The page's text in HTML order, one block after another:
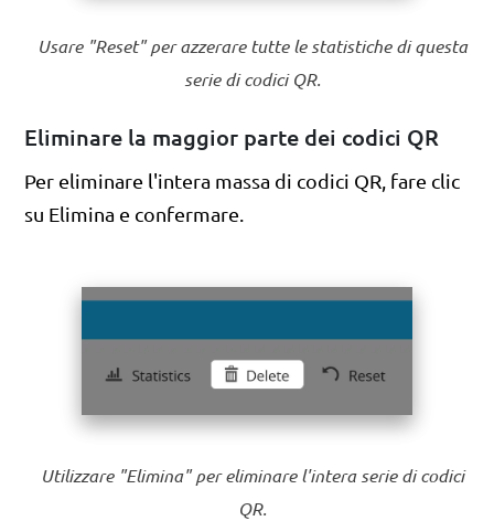
Usare "Reset" per azzerare tutte le statistiche di questa
serie di codici QR.
Eliminare la maggior parte dei codici QR
Per eliminare l'intera massa di codici QR, fare clic
su Elimina e confermare.
Utilizzare "Elimina" per eliminare l'intera serie di codici
QR.